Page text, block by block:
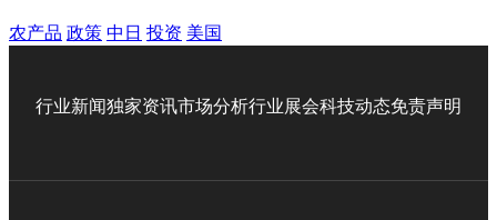
农产品 政策 中日 投资 美国
行业新闻独家资讯市场分析行业展会科技动态免责声明